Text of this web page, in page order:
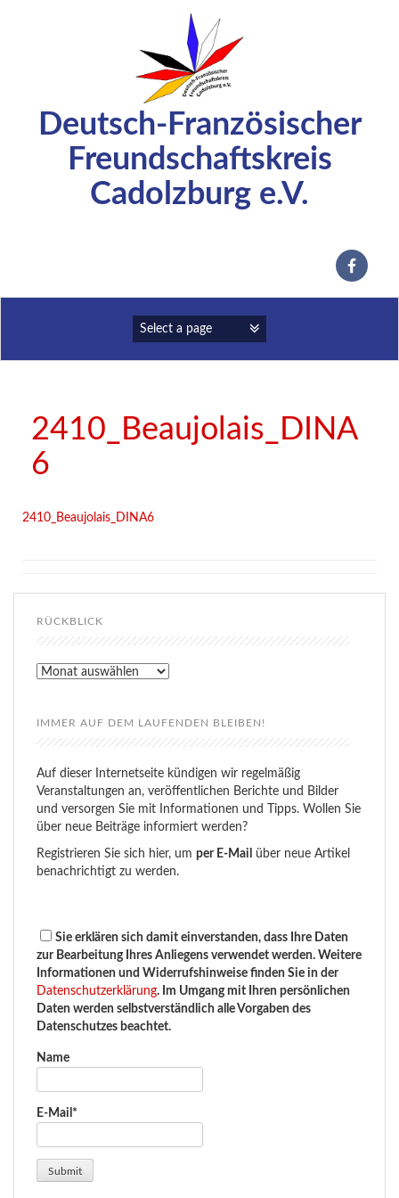
Deutsch-Französischer
Freundschaftskreis
Cadolzburg e.V.
2410_Beaujolais_DINA
6
2410_Beaujolais_DINA6
RÜCKBLICK
Rückblick
IMMER AUF DEM LAUFENDEN BLEIBEN!
Auf dieser Internetseite kündigen wir regelmäßig
Veranstaltungen an, veröffentlichen Berichte und Bilder
und versorgen Sie mit Informationen und Tipps. Wollen Sie
über neue Beiträge informiert werden?
Registrieren Sie sich hier, um per E-Mail
über neue Artikel
benachrichtigt zu werden.
Sie erklären sich damit einverstanden, dass Ihre Daten
zur Bearbeitung Ihres Anliegens verwendet werden. Weitere
Informationen und Widerrufshinweise finden Sie in der
Datenschutzerklärung. Im Umgang mit Ihren persönlichen
Daten werden selbstverständlich alle Vorgaben des
Datenschutzes beachtet.
Name
E-Mail*